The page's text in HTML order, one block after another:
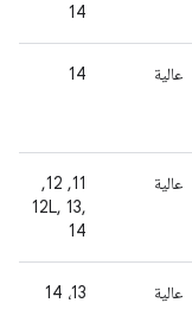
14
عالية 14
عالية
‫11, 12,
12L, 13,
14
عالية 13، 14